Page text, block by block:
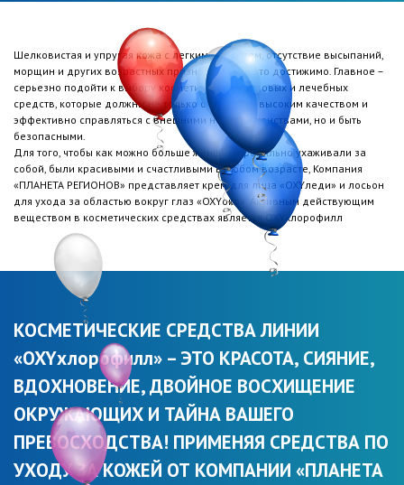
Шелковистая и упругая кожа с легким румянцем, отсутствие высыпаний,
морщин и других возрастных признаков – все это достижимо. Главное –
серьезно подойти к выбору косметических уходовых и лечебных
средств, которые должны не только отличаться высоким качеством и
эффективно справляться с внешними несовершенствами, но и быть
безопасными.
Для того, чтобы как можно больше женщин правильно ухаживали за
собой, были красивыми и счастливыми в любом возрасте, Компания
«ПЛАНЕТА РЕГИОНОВ» представляет крем для лица «OXYледи» и лосьон
для ухода за областью вокруг глаз «OXYоко». Активным действующим
веществом в косметических средствах является OXYхлорофилл
КОСМЕТИЧЕСКИЕ СРЕДСТВА ЛИНИИ
«OXYхлорофилл» – ЭТО КРАСОТА, СИЯНИЕ,
ВДОХНОВЕНИЕ, ДВОЙНОЕ ВОСХИЩЕНИЕ
ОКРУЖАЮЩИХ И ТАЙНА ВАШЕГО
ПРЕВОСХОДСТВА! ПРИМЕНЯЯ СРЕДСТВА ПО
УХОДУ ЗА КОЖЕЙ ОТ КОМПАНИИ «ПЛАНЕТА